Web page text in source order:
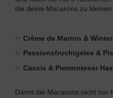
die deine Macarons zu
✨ Crème de Marron &
✨ Passionsfruchtgelee &
✨ Cassis & Piemonteser
Damit die Macarons nicht nur